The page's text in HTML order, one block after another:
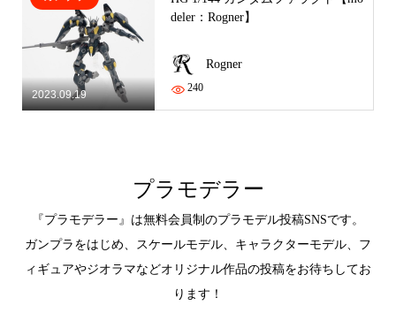
2023.09.19
deler：Rogner】
Rogner
240
プラモデラー
『プラモデラー』は無料会員制のプラモデル投稿SNSです。
ガンプラをはじめ、スケールモデル、キャラクターモデル、フ
ィギュアやジオラマなどオリジナル作品の投稿をお待ちしてお
ります！